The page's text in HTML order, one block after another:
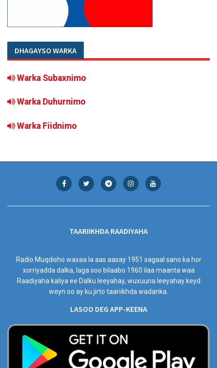
DHAGAYSO WARKA
Warka Subaxnimo
Warka Duhurnimo
Warka Fiidnimo
TAARIIKHDA RAADIYAHA
Radio Muqdisho waxaa la aas aasay 1951 sagaal sano ka hor
xorriyadda dalka, laga soo bilaabo 1960 ilaa maanta waa
Raadiyaha kaliya ee Dalku leeyahay, wuxuuna leeyahay keyd
weyn oo ay ku jirto taariikhda wadanka.
LASOO DEG APP-KEENA